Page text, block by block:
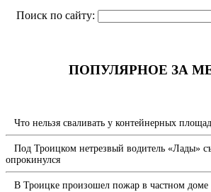
Поиск по сайту:
ПОПУЛЯРНОЕ ЗА
Что нельзя сваливать у контейнерных
Под Троицком нетрезвый водитель «Лады»
опрокинулся
В Троицке произошел пожар в частном доме